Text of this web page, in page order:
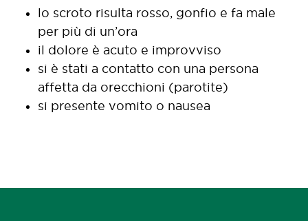
lo scroto risulta rosso, gonfio e fa male
per più di un’ora
il dolore è acuto e improvviso
si è stati a contatto con una persona
affetta da orecchioni (parotite)
si presente vomito o nausea